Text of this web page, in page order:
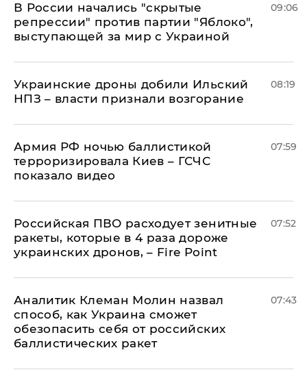
В России начались "скрытые
репрессии" против партии "Яблоко",
выступающей за мир с Украиной
09:06
Украинские дроны добили Ильский
НПЗ – власти признали возгорание
08:19
Армия РФ ночью баллистикой
терроризировала Киев – ГСЧС
показало видео
07:59
Российская ПВО расходует зенитные
ракеты, которые в 4 раза дороже
украинских дронов, – Fire Point
07:52
Аналитик Клеман Молин назвал
способ, как Украина сможет
обезопасить себя от российских
баллистических ракет
07:43